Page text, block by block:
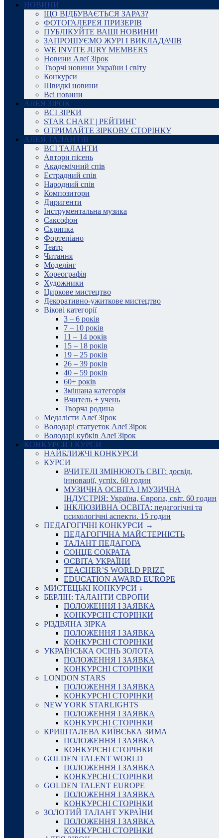
НОВИНИ
ЩО ВІДБУВАЄТЬСЯ ЗАРАЗ?
ФОТОГАЛЕРЕЯ ПРИЗЕРІВ
ПУБЛІКУЙТЕ ВАШІ НОВИНИ!
ЗАПРОШУЄМО ЖУРІ І ВИКЛАДАЧІВ
WE INVITE JURY MEMBERS
Новини Алеї Зірок
Творчі новини України і світу
Конкурси
Швидкі новини
Всі новини
АЛЕЯ ЗІРОК
ВСІ ЗІРКИ
STAR CHART | РЕЙТИНГ
ОТРИМАЙТЕ ЗІРКОВУ СТОРІНКУ
АЛЕЯ ТАЛАНТІВ
ВСІ ТАЛАНТИ
Автори пісень
Академічний спів
Естрадний спів
Народний спів
Композитори
Диригенти
Інструментальна музика
Саксофон
Скрипка
Фортепіано
Театр
Читання
Моделінг
Хореографія
Художники
Циркове мистецтво
Декоративно-ужиткове мистецтво
Вікові категорії
3 – 6 років
7 – 10 років
11 – 14 років
15 – 18 років
19 – 25 років
26 – 39 років
40 – 59 років
60+ років
Змішана категорія
Вчитель + учень
Творча родина
Медалісти Алеї Зірок
Володарі статуеток Алеї Зірок
Володарі кубків Алеї Зірок
КОНКУРСИ І КУРСИ
НАЙБЛИЖЧІ КОНКУРСИ
КУРСИ
ВЧИТЕЛІ ЗМІНЮЮТЬ СВІТ: досвід,
інновації, успіх. 60 годин
МУЗИЧНА ОСВІТА І МУЗИЧНА
ІНДУСТРІЯ: Україна, Європа, світ. 60 годин
ІНКЛЮЗИВНА ОСВІТА: педагогічні та
психологічні аспекти. 15 годин
ПЕДАГОГІЧНІ КОНКУРСИ →
ПЕДАГОГІЧНА МАЙСТЕРНІСТЬ
ТАЛАНТ ПЕДАГОГА
СОНЦЕ СОКРАТА
ОСВІТА УКРАЇНИ
TEACHER’S WORLD PRIZE
EDUCATION AWARD EUROPE
МИСТЕЦЬКІ КОНКУРСИ ↓
БЕРЛІН: ТАЛАНТИ ЄВРОПИ
ПОЛОЖЕННЯ І ЗАЯВКА
КОНКУРСНІ СТОРІНКИ
РІЗДВЯНА ЗІРКА
ПОЛОЖЕННЯ І ЗАЯВКА
КОНКУРСНІ СТОРІНКИ
УКРАЇНСЬКА ОСІНЬ ЗОЛОТА
ПОЛОЖЕННЯ І ЗАЯВКА
КОНКУРСНІ СТОРІНКИ
LONDON STARS
ПОЛОЖЕННЯ І ЗАЯВКА
КОНКУРСНІ СТОРІНКИ
NEW YORK STARLIGHTS
ПОЛОЖЕННЯ І ЗАЯВКА
КОНКУРСНІ СТОРІНКИ
КРИШТАЛЕВА КИЇВСЬКА ЗИМА
ПОЛОЖЕННЯ І ЗАЯВКА
КОНКУРСНІ СТОРІНКИ
GOLDEN TALENT WORLD
ПОЛОЖЕННЯ І ЗАЯВКА
КОНКУРСНІ СТОРІНКИ
GOLDEN TALENT EUROPE
ПОЛОЖЕННЯ І ЗАЯВКА
КОНКУРСНІ СТОРІНКИ
ЗОЛОТИЙ ТАЛАНТ УКРАЇНИ
ПОЛОЖЕННЯ І ЗАЯВКА
КОНКУРСНІ СТОРІНКИ